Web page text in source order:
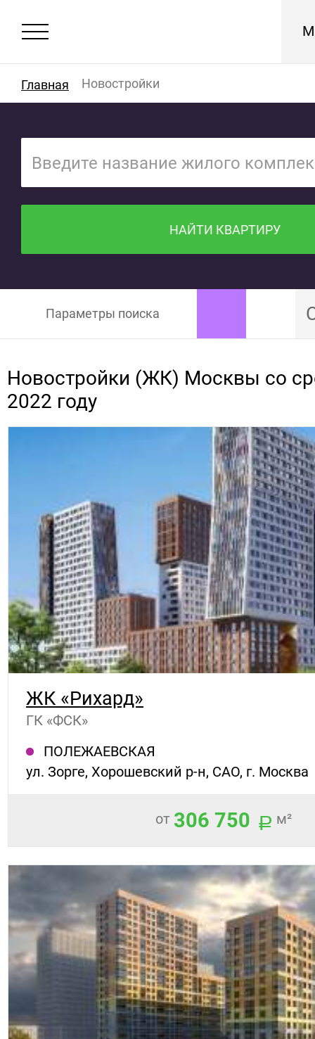
Главная Новостройки
НАЙТИ КВАРТИРУ
Параметры поиска
Новостройки (ЖК) Москвы со
2022 году
ЖК «Рихард»
ГК «ФСК»
ПОЛЕЖАЕВСКАЯ
ул. Зорге, Хорошевский р-н, САО, г. Москва
от 306 750 м²